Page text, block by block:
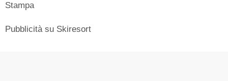
Stampa
Pubblicità su Skiresort